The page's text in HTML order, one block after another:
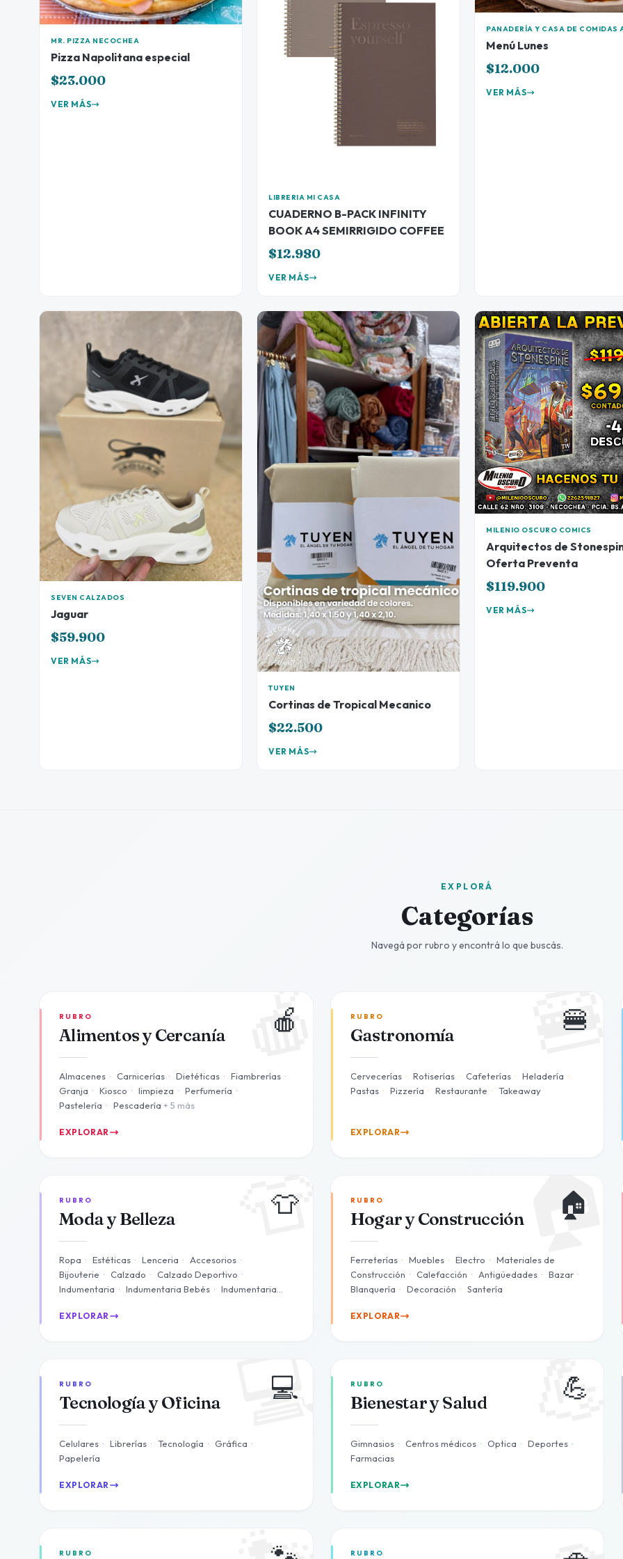
MR. PIZZA NECOCHEA
Pizza Napolitana especial
$23.000
VER MÁS
LIBRERIA MI CASA
CUADERNO B-PACK INFINITY
BOOK A4 SEMIRRIGIDO COFFEE
$12.980
VER MÁS
PANADERÍA Y CASA DE COMIDAS
Menú Lunes
$12.000
VER MÁS
SEVEN CALZADOS
Jaguar
$59.900
VER MÁS
TUYEN
Cortinas de Tropical Mecanico
$22.500
VER MÁS
MILENIO OSCURO COMICS
Arquitectos de
Oferta Preventa
$119.900
VER MÁS
EXPLORÁ
Categorías
Navegá por rubro y encontrá lo que buscás.
🍎
🍎
RUBRO
Alimentos y Cercanía
Almacenes · Carnicerías · Dietéticas · Fiambrerías ·
Granja · Kiosco · limpieza · Perfumería ·
Pastelería · Pescadería + 5 más
EXPLORAR
🍔
🍔
RUBRO
Gastronomía
Cervecerías · Rotiserías · Cafeterías · Heladería ·
Pastas · Pizzería · Restaurante · Takeaway
EXPLORAR
👕
👕
RUBRO
Moda y Belleza
Ropa · Estéticas · Lenceria · Accesorios ·
Bijouterie · Calzado · Calzado Deportivo ·
Indumentaria · Indumentaria Bebés · Indumentaria
EXPLORAR
🏠
🏠
RUBRO
Hogar y Construcción
Ferreterías · Muebles · Electro · Materiales de
Construcción · Calefacción · Antigüedades · Bazar ·
Blanquería · Decoración · Santería
EXPLORAR
💻
💻
RUBRO
Tecnología y Oficina
Celulares · Librerías · Tecnología · Gráfica ·
Papelería
EXPLORAR
💪
💪
RUBRO
Bienestar y Salud
Gimnasios · Centros médicos · Optica · Deportes ·
Farmacias
EXPLORAR
RUBRO RUBRO